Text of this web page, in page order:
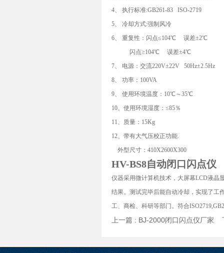
4、 执行标准:GB261-83 ISO-2719
5、 冷却方式:强制风冷
6、 重复性：闪点≤104℃ 误差±2℃
闪点≥104℃ 误差±4℃
7、 电源：交流220V±22V 50Hz±2.5Hz
8、 功率：100VA
9、 使用环境温度：10℃～35℃
10、使用环境湿度：≤85％
11、质量：15Kg
12、带有大气压校正功能.
外型尺寸：410X2600X300
HV-BS8自动闭口闪点仪
仪器采用微计算机技术，大屏幕LCD液晶
结果。测试完毕后能自动冷却，实现了工
工、商检、科研等部门。符合
上一篇 : BJ-2000闭口闪点仪厂家